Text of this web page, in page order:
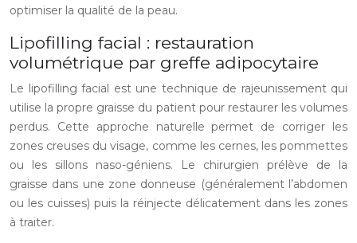
optimiser la qualité de la peau.
Lipofilling facial : restauration
volumétrique par greffe adipocytaire
Le lipofilling facial est une technique de rajeunissement qui
utilise la propre graisse du patient pour restaurer les volumes
perdus. Cette approche naturelle permet de corriger les
zones creuses du visage, comme les cernes, les pommettes
ou les sillons naso-géniens. Le chirurgien prélève de la
graisse dans une zone donneuse (généralement l’abdomen
ou les cuisses) puis la réinjecte délicatement dans les zones
à traiter.